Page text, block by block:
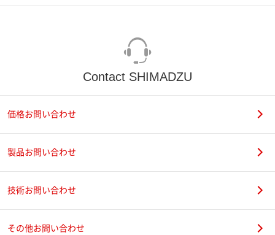
Contact SHIMADZU
価格お問い合わせ
製品お問い合わせ
技術お問い合わせ
その他お問い合わせ